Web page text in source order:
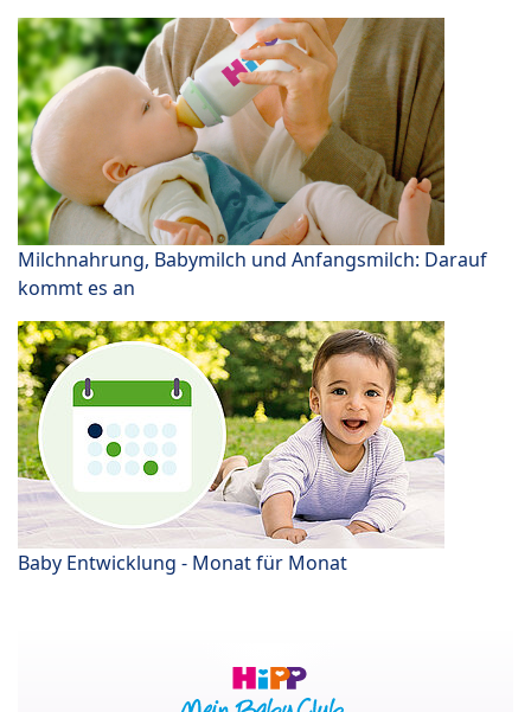
Milchnahrung, Babymilch und Anfangsmilch: Darauf
kommt es an
Baby Entwicklung - Monat für Monat